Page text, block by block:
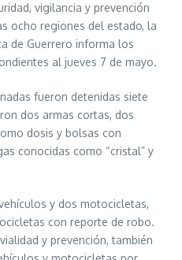
vigilancia y prevención
ocho regiones del estado, la
de Guerrero informa los
al jueves 7 de mayo.
fueron detenidas siete
dos armas cortas, dos
dosis y bolsas con
conocidas como “cristal” y
y dos motocicletas,
con reporte de robo.
y prevención, también